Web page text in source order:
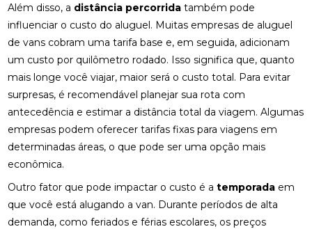
Além disso, a distância percorrida também pode
influenciar o custo do aluguel. Muitas empresas de aluguel
de vans cobram uma tarifa base e, em seguida, adicionam
um custo por quilômetro rodado. Isso significa que, quanto
mais longe você viajar, maior será o custo total. Para evitar
surpresas, é recomendável planejar sua rota com
antecedência e estimar a distância total da viagem. Algumas
empresas podem oferecer tarifas fixas para viagens em
determinadas áreas, o que pode ser uma opção mais
econômica.
Outro fator que pode impactar o custo é atemporada em
que você está alugando a van. Durante períodos de alta
demanda, como feriados e férias escolares, os preços